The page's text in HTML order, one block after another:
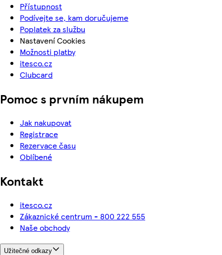
Přístupnost
Podívejte se, kam doručujeme
Poplatek za službu
Nastavení Cookies
Možnosti platby
itesco.cz
Clubcard
Pomoc s prvním nákupem
Jak nakupovat
Registrace
Rezervace času
Oblíbené
Kontakt
itesco.cz
Zákaznické centrum - 800 222 555
Naše obchody
Užitečné odkazy